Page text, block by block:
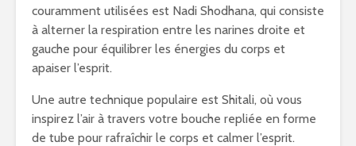
couramment utilisées est Nadi Shodhana, qui consiste
à alterner la respiration entre les narines droite et
gauche pour équilibrer les énergies du corps et
apaiser l’esprit.
Une autre technique populaire est Shitali, où vous
inspirez l’air à travers votre bouche repliée en forme
de tube pour rafraîchir le corps et calmer l’esprit.